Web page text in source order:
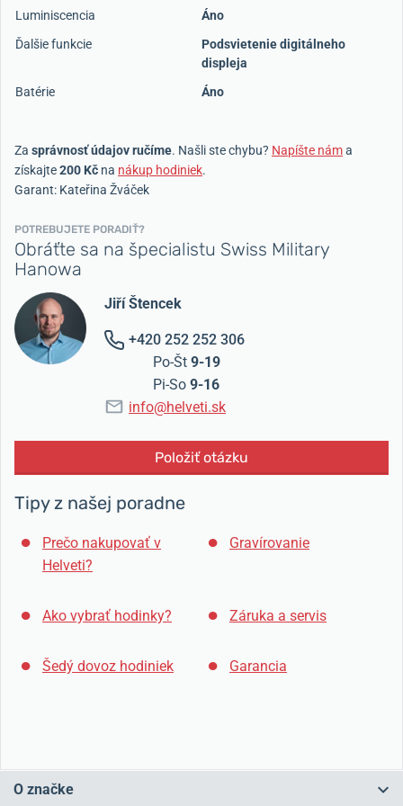
Luminiscencia
Áno
Ďalšie funkcie
Podsvietenie digitálneho
displeja
Batérie
Áno
Za správnosť údajov ručíme. Našli ste chybu? Napíšte náma
získajte200 Kč na nákup hodiniek.
Garant: Kateřina Žváček
POTREBUJETE PORADIŤ?
Obráťte sa na špecialistu Swiss Military
Hanowa
Jiří Štencek
+420 252 252 306
Po-Št 9-19
Pi-So 9-16
info@helveti.sk
Položiť otázku
Tipy z našej poradne
Prečo nakupovať v
Helveti?
Gravírovanie
Ako vybrať hodinky? Záruka a servis
Šedý dovoz hodiniek Garancia
O značke